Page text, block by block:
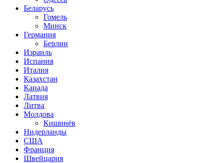
Беларусь
Гомель
Минск
Германия
Берлин
Израиль
Испания
Италия
Казахстан
Канада
Латвия
Литва
Молдова
Кишинёв
Нидерланды
США
Франция
Швейцария